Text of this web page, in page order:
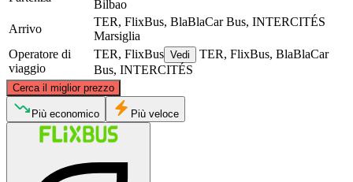
Bilbao
Arrivo
TER, FlixBus, BlaBlaCar Bus, INTERCITÉS
Marsiglia
Operatore di
viaggio
TER, FlixBus Vedi
TER, FlixBus, BlaBlaCar
Bus, INTERCITÉS
Cerca il miglior prezzo
©CARTO
Più economico Più veloce